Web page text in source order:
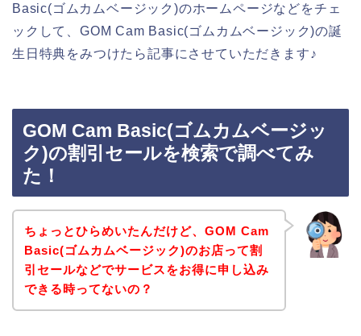
Basic(ゴムカムベージック)のホームページなどをチェ
ックして、GOM Cam Basic(ゴムカムベージック)の誕
生日特典をみつけたら記事にさせていただきます♪
GOM Cam Basic(ゴムカムベージッ
ク)の割引セールを検索で調べてみ
た！
ちょっとひらめいたんだけど、GOM Cam
Basic(ゴムカムベージック)のお店って割
引セールなどでサービスをお得に申し込み
できる時ってないの？